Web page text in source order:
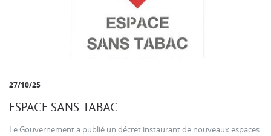
27/10/25
ESPACE SANS TABAC
Le Gouvernement a publié un décret instaurant de nouveaux espaces